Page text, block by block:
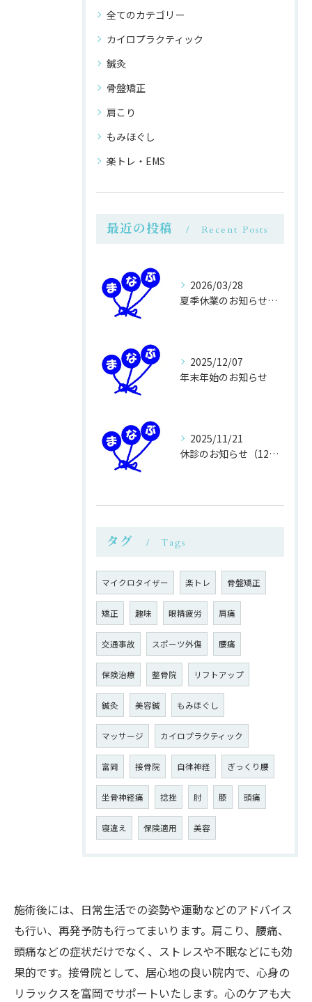
全てのカテゴリー
カイロプラクティック
鍼灸
骨盤矯正
肩こり
もみほぐし
楽トレ・EMS
最近の投稿 Recent Posts
2026/03/28
夏季休業のお知らせ（8月13～16日）
2025/12/07
年末年始のお知らせ
2025/11/21
休診のお知らせ（12月16日火曜日）
タグ Tags
マイクロタイザー 楽トレ 骨盤矯正
矯正 趣味 眼精疲労 肩痛
交通事故 スポーツ外傷 腰痛
保険治療 整骨院 リフトアップ
鍼灸 美容鍼 もみほぐし
マッサージ カイロプラクティック
富岡 接骨院 自律神経 ぎっくり腰
坐骨神経痛 捻挫 肘 膝 頭痛
寝違え 保険適用 美容
施術後には、日常生活での姿勢や運動などのアドバイス
も行い、再発予防も行ってまいります。肩こり、腰痛、
頭痛などの症状だけでなく、ストレスや不眠などにも効
果的です。接骨院として、居心地の良い院内で、心身の
リラックスを富岡でサポートいたします。心のケアも大